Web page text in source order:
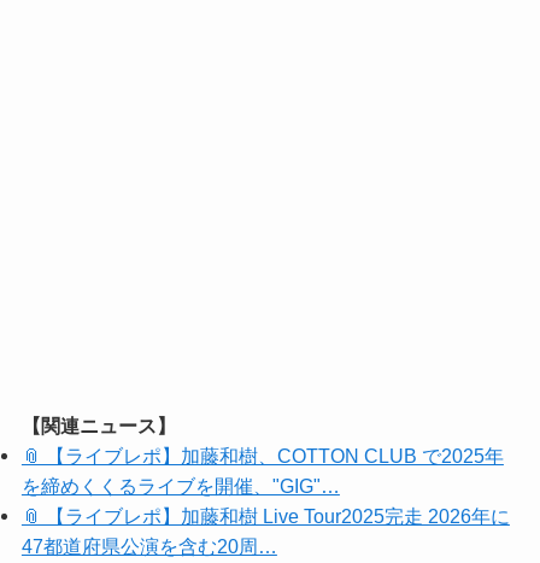
【関連ニュース】
📎 【ライブレポ】加藤和樹、COTTON CLUB で2025年
を締めくくるライブを開催、"GIG"…
📎 【ライブレポ】加藤和樹 Live Tour2025完走 2026年に
47都道府県公演を含む20周…